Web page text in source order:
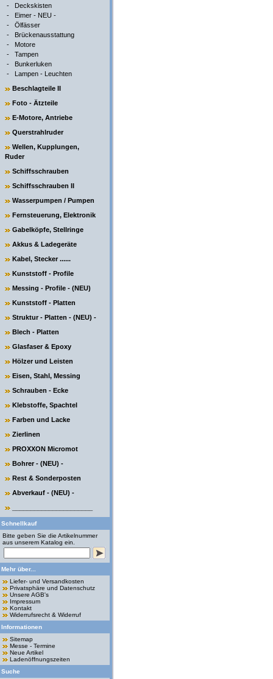
- Deckskisten
- Eimer - NEU -
- Ölfässer
- Brückenausstattung
- Motore
- Tampen
- Bunkerluken
- Lampen - Leuchten
Beschlagteile II
Foto - Ätzteile
E-Motore, Antriebe
Querstrahlruder
Wellen, Kupplungen,
Ruder
Schiffsschrauben
Schiffsschrauben II
Wasserpumpen / Pumpen
Fernsteuerung, Elektronik
Gabelköpfe, Stellringe
Akkus & Ladegeräte
Kabel, Stecker ......
Kunststoff - Profile
Messing - Profile - (NEU)
Kunststoff - Platten
Struktur - Platten - (NEU) -
Blech - Platten
Glasfaser & Epoxy
Hölzer und Leisten
Eisen, Stahl, Messing
Schrauben - Ecke
Klebstoffe, Spachtel
Farben und Lacke
Zierlinen
PROXXON Micromot
Bohrer - (NEU) -
Rest & Sonderposten
Abverkauf - (NEU) -
Schnellkauf
Bitte geben Sie die Artikelnummer
aus unserem Katalog ein.
Mehr über...
Liefer- und Versandkosten
Privatsphäre und Datenschutz
Unsere AGB's
Impressum
Kontakt
Widerrufsrecht & Widerruf
Informationen
Sitemap
Messe - Termine
Neue Artikel
Ladenöffnungszeiten
Suche